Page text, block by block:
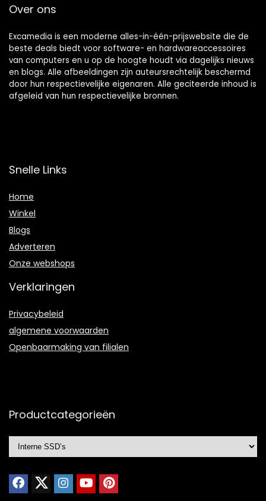
Over ons
Excamedia is een moderne alles-in-één-prijswebsite die de
beste deals biedt voor software- en hardwareaccessoires
van computers en u op de hoogte houdt via dagelijks nieuws
en blogs. Alle afbeeldingen zijn auteursrechtelijk beschermd
door hun respectievelijke eigenaren. Alle geciteerde inhoud is
afgeleid van hun respectievelijke bronnen.
Snelle Links
Home
Winkel
Blogs
Adverteren
Onze webshops
Verklaringen
Privacybeleid
algemene voorwaarden
Openbaarmaking van filialen
Productcategorieën